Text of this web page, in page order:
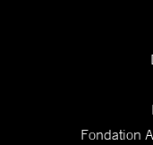
Fondation